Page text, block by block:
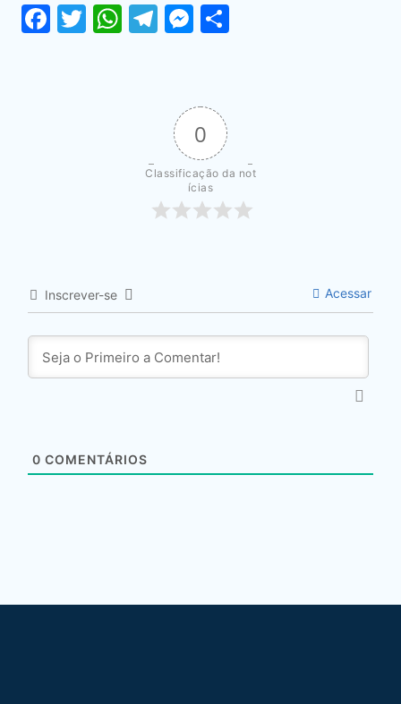
Facebook
Twitter
WhatsApp
Telegram
Messenger
0
Classificação da not
ícias
Inscrever-se Acessar
0 COMENTÁRIOS